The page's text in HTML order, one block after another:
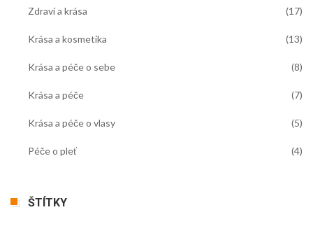
Zdraví a krása (17)
Krása a kosmetika (13)
Krása a péče o sebe (8)
Krása a péče (7)
Krása a péče o vlasy (5)
Péče o pleť (4)
ŠTÍTKY